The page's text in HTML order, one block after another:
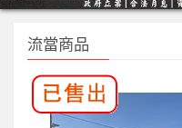
流當商品